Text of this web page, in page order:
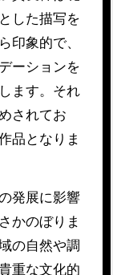
した描写を
印象的で、
ーションを
ます。それ
されてお
品となりま
発展に影響
かのぼりま
の自然や調
重な文化的